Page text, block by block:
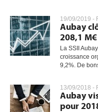
19/09/2019 -
Aubay
208,1 M€
La SSII
croissance
9,2%. De
13/09/2018 -
Aubay
pour